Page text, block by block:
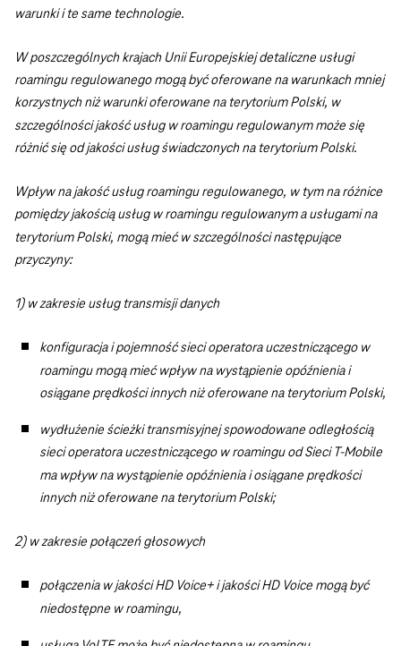
warunki i te same technologie.
W poszczególnych krajach Unii Europejskiej detaliczne usługi
roamingu regulowanego mogą być oferowane na warunkach mniej
korzystnych niż warunki oferowane na terytorium Polski, w
szczególności jakość usług w roamingu regulowanym może się
różnić się od jakości usług świadczonych na terytorium Polski.
Wpływ na jakość usług roamingu regulowanego, w tym na różnice
pomiędzy jakością usług w roamingu regulowanym a usługami na
terytorium Polski, mogą mieć w szczególności następujące
przyczyny:
1) w zakresie usług transmisji danych
konfiguracja i pojemność sieci operatora uczestniczącego w
roamingu mogą mieć wpływ na wystąpienie opóźnienia i
osiągane prędkości innych niż oferowane na terytorium Polski,
wydłużenie ścieżki transmisyjnej spowodowane odległością
sieci operatora uczestniczącego w roamingu od Sieci T-Mobile
ma wpływ na wystąpienie opóźnienia i osiągane prędkości
innych niż oferowane na terytorium Polski;
2) w zakresie połączeń głosowych
połączenia w jakości HD Voice+ i jakości HD Voice mogą być
niedostępne w roamingu,